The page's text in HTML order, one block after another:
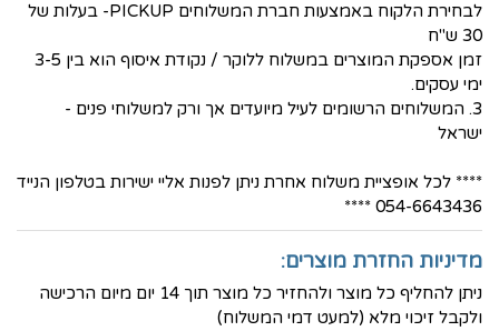
לבחירת הלקוח באמצעות חברת המשלוחים PICKUP- בעלות של
30 ש"ח
זמן אספקת המוצרים במשלוח ללוקר / נקודת איסוף הוא בין 3-5
ימי עסקים.
3. המשלוחים הרשומים לעיל מיועדים אך ורק למשלוחי פנים -
ישראל
**** לכל אופציית משלוח אחרת ניתן לפנות אליי ישירות בטלפון הנייד
054-6643436 ****
מדיניות החזרת מוצרים:
ניתן להחליף כל מוצר ולהחזיר כל מוצר תוך 14 יום מיום הרכישה
ולקבל זיכוי מלא (למעט דמי המשלוח)